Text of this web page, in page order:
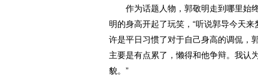
作为话题人物，郭敬明走到哪里始终
明的身高开起了玩笑，“听说郭导今天
许是平日习惯了对于自己身高的调侃，
主要是有点累了，懒得和他争辩。我认
貌。”